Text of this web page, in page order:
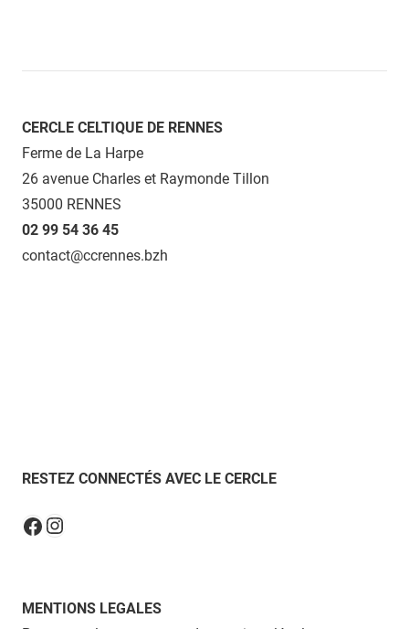
CERCLE CELTIQUE DE RENNES
Ferme de La Harpe
26 avenue Charles et Raymonde Tillon
35000 RENNES
02 99 54 36 45
contact@ccrennes.bzh
RESTEZ CONNECTÉS AVEC LE CERCLE
Facebook
Instagram
MENTIONS LEGALES